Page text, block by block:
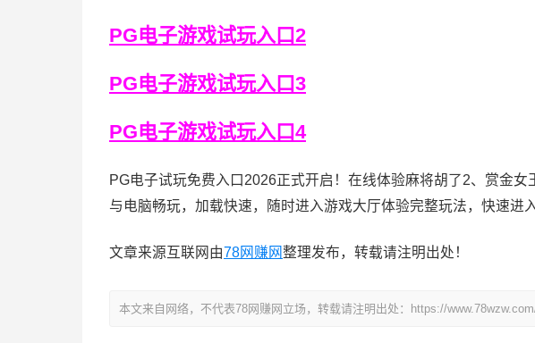
PG电子游戏试玩入口2
PG电子游戏试玩入口3
PG电子游戏试玩入口4
PG电子试玩免费入口2026正式开启！在线体验麻将胡了2、赏金
与电脑畅玩，加载快速，随时进入游戏大厅体验完整玩法，快速进
文章来源互联网由78网赚网整理发布，转载请注明出处！
本文来自网络，不代表78网赚网立场，转载请注明出处：https://